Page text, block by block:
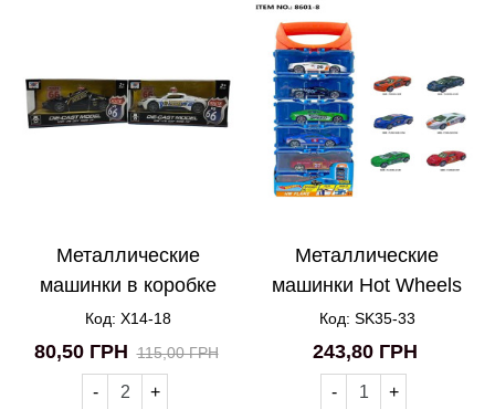
Металлические
машинки в коробке
Police Alarm X14-18
Код: X14-18
80,50 ГРН 115,00 ГРН
- +
Металлические
машинки Hot Wheels
6in1 SK35-33
Код: SK35-33
243,80 ГРН
- +